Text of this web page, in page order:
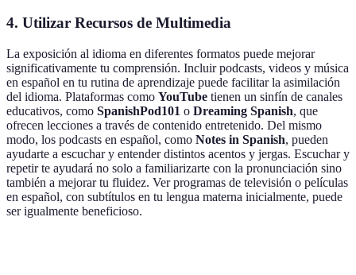
4. Utilizar Recursos de Multimedia
La exposición al idioma en diferentes formatos puede mejorar
significativamente tu comprensión. Incluir podcasts, videos y música
en español en tu rutina de aprendizaje puede facilitar la asimilación
del idioma. Plataformas como YouTube tienen un sinfín de canales
educativos, como SpanishPod101 o Dreaming Spanish, que
ofrecen lecciones a través de contenido entretenido. Del mismo
modo, los podcasts en español, como Notes in Spanish, pueden
ayudarte a escuchar y entender distintos acentos y jergas. Escuchar y
repetir te ayudará no solo a familiarizarte con la pronunciación sino
también a mejorar tu fluidez. Ver programas de televisión o películas
en español, con subtítulos en tu lengua materna inicialmente, puede
ser igualmente beneficioso.